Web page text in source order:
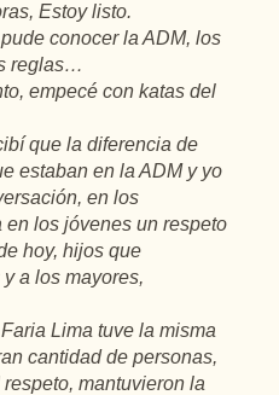
Estoy listo.
conocer la ADM, los
reglas…
empecé con katas del
que la diferencia de
estaban en la ADM y yo
en los
los jóvenes un respeto
hoy, hijos que
a los mayores,
Lima tuve la misma
cantidad de personas,
mantuvieron la